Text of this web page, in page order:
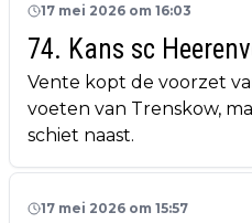
17 mei 2026 om 16:03
74. Kans sc
Vente kopt de voorzet
voeten van Trenskow,
schiet naast.
17 mei 2026 om 15:57